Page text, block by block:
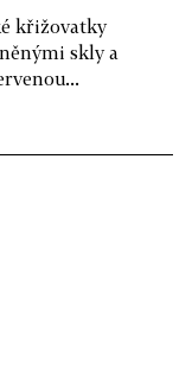
křižovatky
skly a